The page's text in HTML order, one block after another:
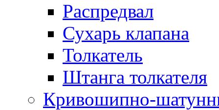
Распредвал
Сухарь клапана
Толкатель
Штанга толкателя
Кривошипно-